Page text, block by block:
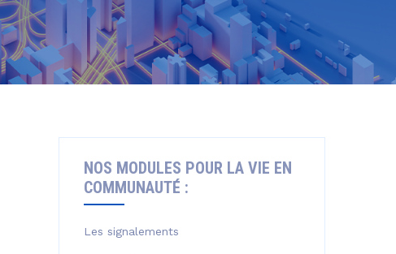
NOS MODULES POUR LA VIE EN
COMMUNAUTÉ :
Les signalements